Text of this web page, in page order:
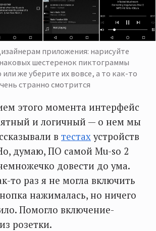
приложения: нарисуйте
шестеренок пиктограммы
же уберите их вовсе, а то как-то
странно смотрится
этого момента интерфейс
и логичный — о нем мы
в тестах устройств
думаю, ПО самой Mu-so 2
довести до ума.
то раз я не могла включить
нажималась, но ничего
Помогло включение-
розетки.